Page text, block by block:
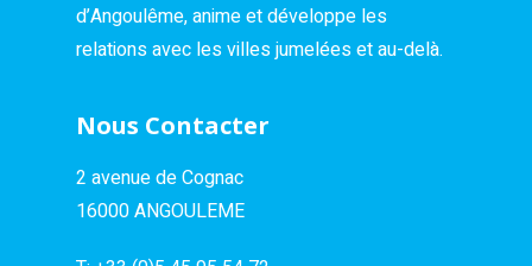
d’Angoulême, anime et développe les
relations avec les villes jumelées et au-delà.
Nous Contacter
2 avenue de Cognac
16000 ANGOULEME